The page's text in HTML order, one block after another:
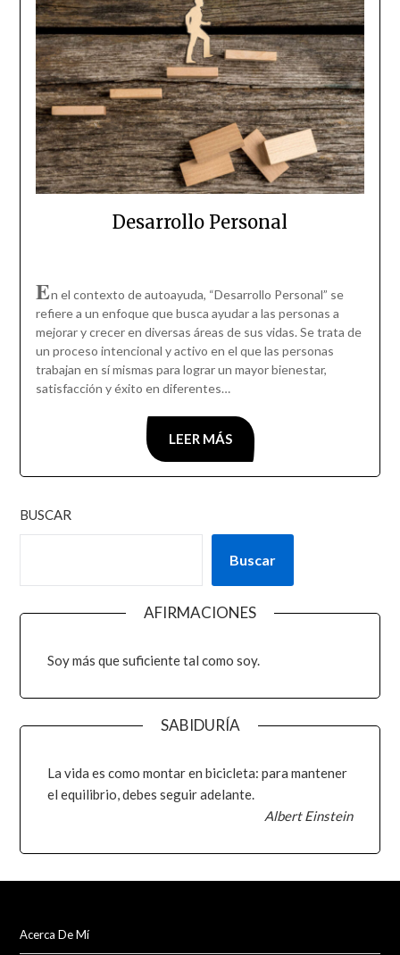
Desarrollo Personal
En el contexto de autoayuda, “Desarrollo Personal” se
refiere a un enfoque que busca ayudar a las personas a
mejorar y crecer en diversas áreas de sus vidas. Se trata de
un proceso intencional y activo en el que las personas
trabajan en sí mismas para lograr un mayor bienestar,
satisfacción y éxito en diferentes…
LEER MÁS
BUSCAR
Buscar
AFIRMACIONES
Soy más que suficiente tal como soy.
SABIDURÍA
La vida es como montar en bicicleta: para mantener
el equilibrio, debes seguir adelante.
Albert Einstein
Acerca De Mí